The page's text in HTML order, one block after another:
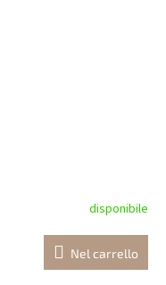
disponibile
Nel carrello